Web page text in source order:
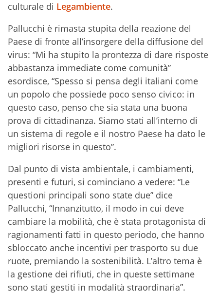
culturale di Legambiente.
Pallucchi è rimasta stupita della reazione del
Paese di fronte all’insorgere della diffusione del
virus: “Mi ha stupito la prontezza di dare risposte
abbastanza immediate come comunità”
esordisce, “Spesso si pensa degli italiani come
un popolo che possiede poco senso civico: in
questo caso, penso che sia stata una buona
prova di cittadinanza. Siamo stati all’interno di
un sistema di regole e il nostro Paese ha dato le
migliori risorse in questo”.
Dal punto di vista ambientale, i cambiamenti,
presenti e futuri, si cominciano a vedere: “Le
questioni principali sono state due” dice
Pallucchi, “Innanzitutto, il modo in cui deve
cambiare la mobilità, che è stata protagonista di
ragionamenti fatti in questo periodo, che hanno
sbloccato anche incentivi per trasporto su due
ruote, premiando la sostenibilità. L’altro tema è
la gestione dei rifiuti, che in queste settimane
sono stati gestiti in modalità straordinaria”.